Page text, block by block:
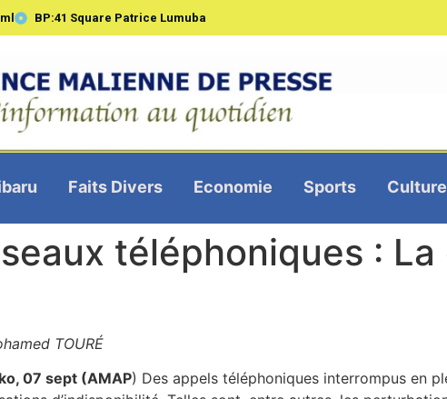
BP:41 Square Patrice Lumuba
Faits Divers Economie Sports Culture
téléphoniques : La
TOURÉ
07 sept (AMAP) Des appels téléphoniques interrompus en